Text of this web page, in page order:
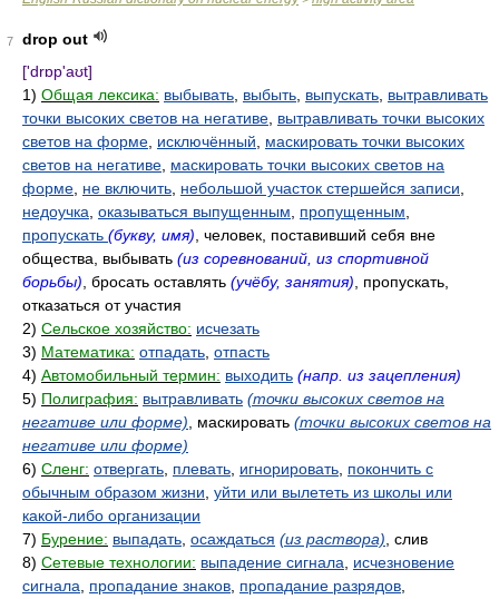
7
drop out
['drɒp'aʊt]
1) Общая лексика: выбывать выбыть выпускать вытравливать
точки высоких светов на негативе вытравливать точки высоких
светов на форме исключённый
маскировать точки высоких
светов на негативе маскировать точки высоких светов на
форме не включить небольшой участок стершейся записи
недоучка оказываться выпущенным пропущенным
пропускать (букву, имя) , человек, поставивший себя вне
общества, выбывать (из соревнований, из спортивной
борьбы) , бросать оставлять (учёбу, занятия) , пропускать,
отказаться от участия
2) Сельское хозяйство: исчезать
3) Математика: отпадать отпасть
4) Автомобильный термин: выходить (напр. из зацепления)
5) Полиграфия: вытравливать (точки высоких светов на
негативе или форме) , маскировать (точки высоких светов на
негативе или форме)
6) Сленг: отвергать плевать игнорировать покончить с
обычным образом жизни уйти или вылететь из школы или
какой-либо организации
7) Бурение: выпадать осаждаться (из раствора) , слив
8) Сетевые технологии: выпадение сигнала
исчезновение
сигнала
пропадание знаков пропадание разрядов